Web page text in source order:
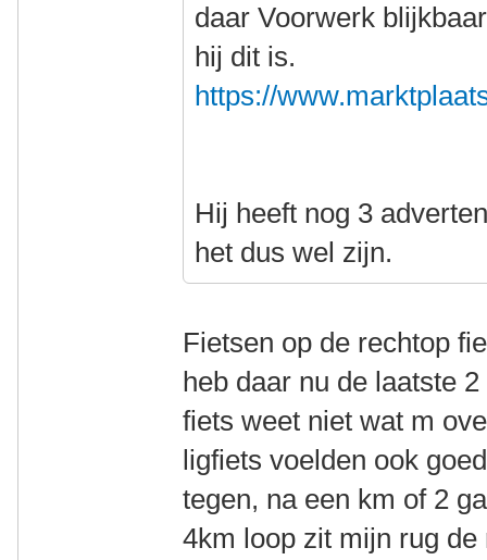
daar Voorwerk
hij dit is.
https://
Hij heeft nog 3
het dus wel zijn.
Fietsen op de rechtop
heb daar nu de laatste
fiets weet niet wat m
ligfiets voelden ook
tegen, na een km of 2
4km loop zit mijn rug